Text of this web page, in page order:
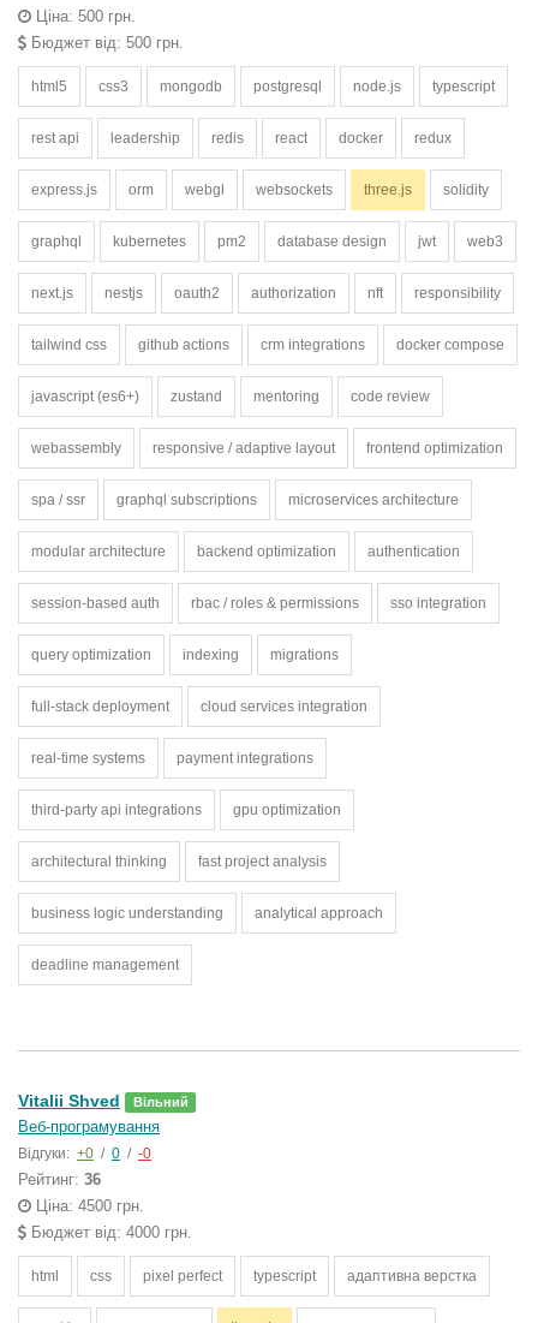
Ціна: 500 грн.
Бюджет від: 500 грн.
html5 css3 mongodb postgresql node.js typescript
rest api leadership redis react docker redux
express.js orm webgl websockets three.js solidity
graphql kubernetes pm2 database design jwt web3
next.js nestjs oauth2 authorization nft responsibility
tailwind css github actions crm integrations docker compose
javascript (es6+) zustand mentoring code review
webassembly responsive / adaptive layout frontend optimization
spa / ssr graphql subscriptions microservices architecture
modular architecture backend optimization authentication
session-based auth rbac / roles & permissions sso integration
query optimization indexing migrations
full-stack deployment cloud services integration
real-time systems payment integrations
third-party api integrations gpu optimization
architectural thinking fast project analysis
business logic understanding analytical approach
deadline management
Vitalii Shved Вільний
Веб-програмування
Відгуки: +0 / 0 / -0
Рейтинг: 36
Ціна: 4500 грн.
Бюджет від: 4000 грн.
html css pixel perfect typescript адаптивна верстка